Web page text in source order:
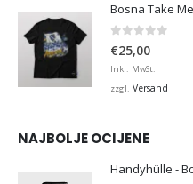
Bosna Take
€25,00
Inkl. MwSt.
zzgl. Versand
NAJBOLJE OCIJENE
Handyhülle -